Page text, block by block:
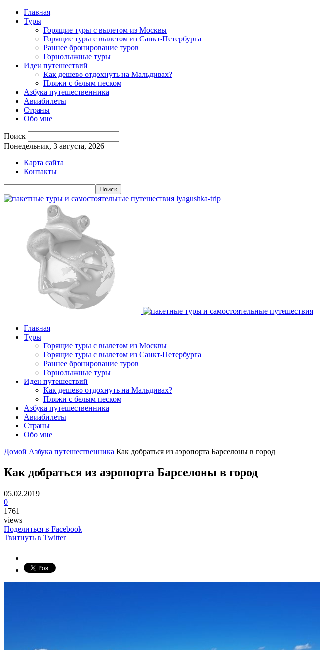
Главная
Туры
Горящие туры с вылетом из Москвы
Горящие туры с вылетом из Санкт-Петербурга
Раннее бронирование туров
Горнолыжные туры
Идеи путешествий
Как дешево отдохнуть на Мальдивах?
Пляжи с белым песком
Азбука путешественника
Авиабилеты
Страны
Обо мне
Поиск
Понедельник, 3 августа, 2026
Карта сайта
Контакты
lyagushka-trip
Главная
Туры
Горящие туры с вылетом из Москвы
Горящие туры с вылетом из Санкт-Петербурга
Раннее бронирование туров
Горнолыжные туры
Идеи путешествий
Как дешево отдохнуть на Мальдивах?
Пляжи с белым песком
Азбука путешественника
Авиабилеты
Страны
Обо мне
Домой Азбука путешественника Как добраться из аэропорта Барселоны в город
Как добраться из аэропорта Барселоны в город
05.02.2019
0
1761
views
Поделиться в Facebook
Твитнуть в Twitter